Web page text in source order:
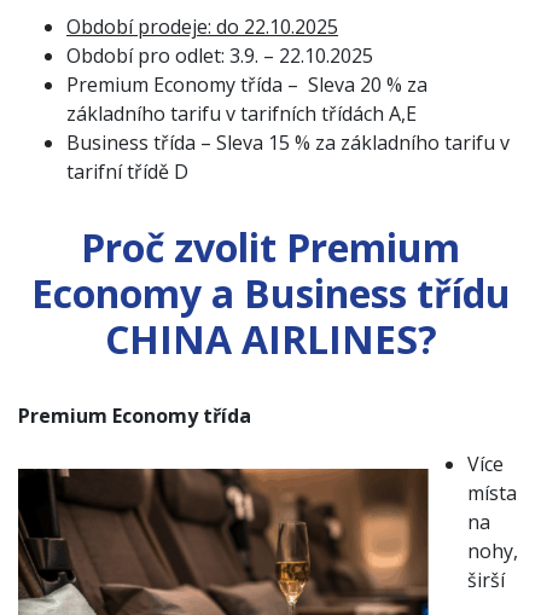
Období prodeje: do 22.10.2025
Období pro odlet: 3.9. – 22.10.2025
Premium Economy třída – Sleva 20 % za
základního tarifu v tarifních třídách A,E
Business třída – Sleva 15 % za základního tarifu v
tarifní třídě D
Proč zvolit Premium
Economy a Business třídu
CHINA AIRLINES?
Premium Economy třída
Více
místa
na
nohy,
širší